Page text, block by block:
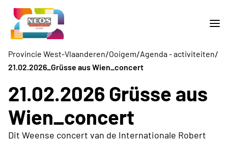
Provincie West-Vlaanderen/Ooigem/Agenda - activiteiten/
21.02.2026_Grüsse aus Wien_concert
21.02.2026 Grüsse aus
Wien_concert
Dit Weense concert van de Internationale Robert